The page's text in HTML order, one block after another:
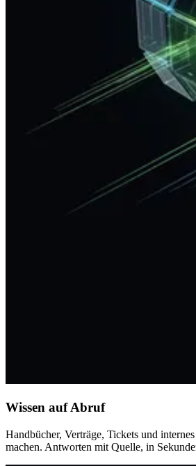
Wissen auf Abruf
Handbücher, Verträge, Tickets und
machen. Antworten mit Quelle, in